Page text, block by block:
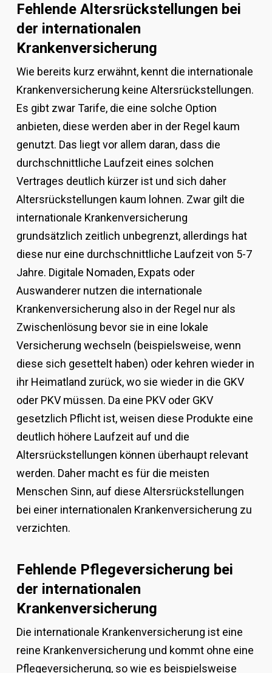
Fehlende Altersrückstellungen bei
der internationalen
Krankenversicherung
Wie bereits kurz erwähnt, kennt die internationale
Krankenversicherung keine Altersrückstellungen.
Es gibt zwar Tarife, die eine solche Option
anbieten, diese werden aber in der Regel kaum
genutzt. Das liegt vor allem daran, dass die
durchschnittliche Laufzeit eines solchen
Vertrages deutlich kürzer ist und sich daher
Altersrückstellungen kaum lohnen. Zwar gilt die
internationale Krankenversicherung
grundsätzlich zeitlich unbegrenzt, allerdings hat
diese nur eine durchschnittliche Laufzeit von 5-7
Jahre. Digitale Nomaden, Expats oder
Auswanderer nutzen die internationale
Krankenversicherung also in der Regel nur als
Zwischenlösung bevor sie in eine lokale
Versicherung wechseln (beispielsweise, wenn
diese sich gesettelt haben) oder kehren wieder in
ihr Heimatland zurück, wo sie wieder in die GKV
oder PKV müssen. Da eine PKV oder GKV
gesetzlich Pflicht ist, weisen diese Produkte eine
deutlich höhere Laufzeit auf und die
Altersrückstellungen können überhaupt relevant
werden. Daher macht es für die meisten
Menschen Sinn, auf diese Altersrückstellungen
bei einer internationalen Krankenversicherung zu
verzichten.
Fehlende Pflegeversicherung bei
der internationalen
Krankenversicherung
Die internationale Krankenversicherung ist eine
reine Krankenversicherung und kommt ohne eine
Pflegeversicherung, so wie es beispielsweise